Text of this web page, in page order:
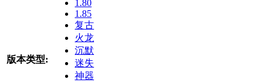
版本类型:
1.80
1.85
复古
火龙
沉默
迷失
神器